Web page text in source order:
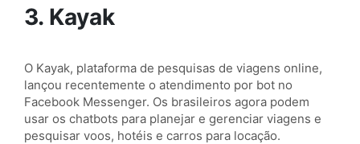
3. Kayak
O Kayak, plataforma de pesquisas de viagens online,
lançou recentemente o atendimento por bot no
Facebook Messenger. Os brasileiros agora podem
usar os chatbots para planejar e gerenciar viagens e
pesquisar voos, hotéis e carros para locação.